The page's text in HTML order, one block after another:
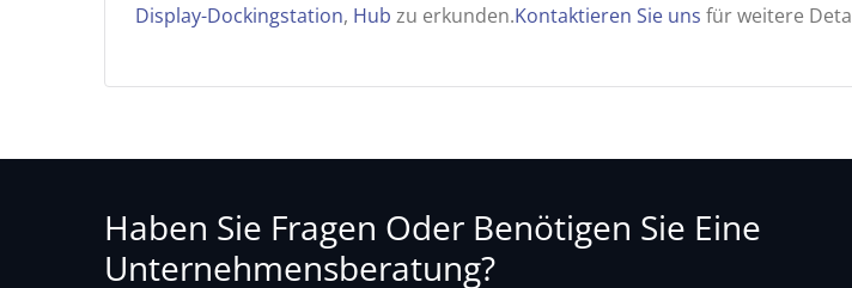
Display-Dockingstation, Hub zu erkunden.Kontaktieren Sie uns für weitere
Haben Sie Fragen Oder Benötigen Sie Eine
Unternehmensberatung?